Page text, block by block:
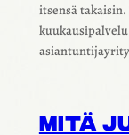
itsensä
MITÄ